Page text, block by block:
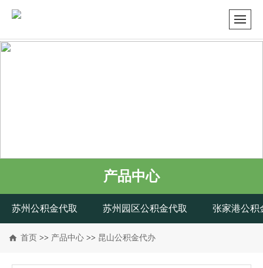
产品中心
苏州公积金代取 苏州园区公积金代取 张家港公积
首页 >> 产品中心 >> 昆山公积金代办